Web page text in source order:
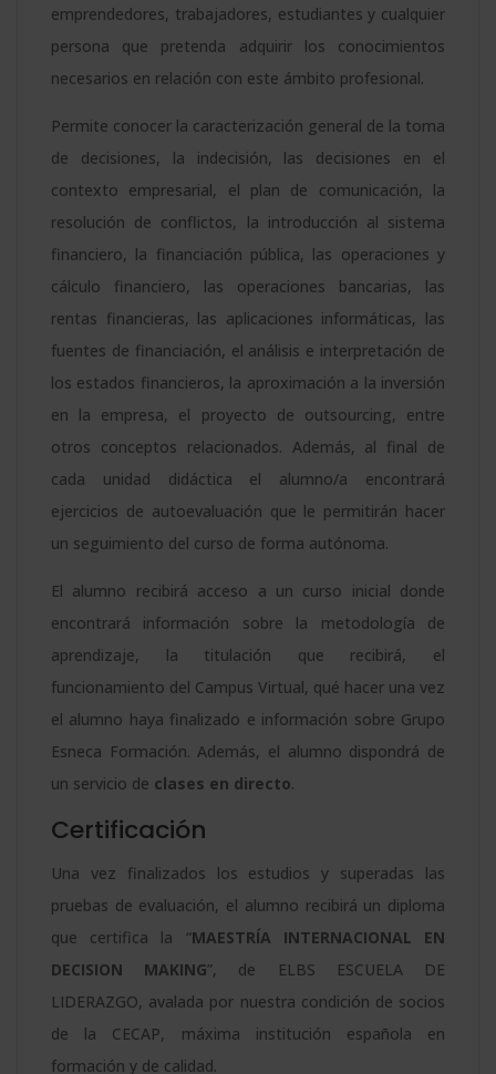
Business
Publishing)
cantidad
emprendedores, trabajadores, estudiantes y cualquier
persona que pretenda adquirir los conocimientos
necesarios en relación con este ámbito profesional.
Permite conocer la caracterización general de la toma
de decisiones, la indecisión, las decisiones en el
contexto empresarial, el plan de comunicación, la
resolución de conflictos, la introducción al sistema
financiero, la financiación pública, las operaciones y
cálculo financiero, las operaciones bancarias, las
rentas financieras, las aplicaciones informáticas, las
fuentes de financiación, el análisis e interpretación de
los estados financieros, la aproximación a la inversión
en la empresa, el proyecto de outsourcing, entre
otros conceptos relacionados. Además, al final de
cada unidad didáctica el alumno/a encontrará
ejercicios de autoevaluación que le permitirán hacer
un seguimiento del curso de forma autónoma.
El alumno recibirá acceso a un curso inicial donde
encontrará información sobre la metodología de
aprendizaje, la titulación que recibirá, el
funcionamiento del Campus Virtual, qué hacer una vez
el alumno haya finalizado e información sobre Grupo
Esneca Formación. Además, el alumno dispondrá de
un servicio de clases en directo.
Certificación
Una vez finalizados los estudios y superadas las
pruebas de evaluación, el alumno recibirá un diploma
que certifica la “MAESTRÍA INTERNACIONAL EN
DECISION MAKING”, de ELBS ESCUELA DE
LIDERAZGO, avalada por nuestra condición de socios
de la CECAP, máxima institución española en
formación y de calidad.